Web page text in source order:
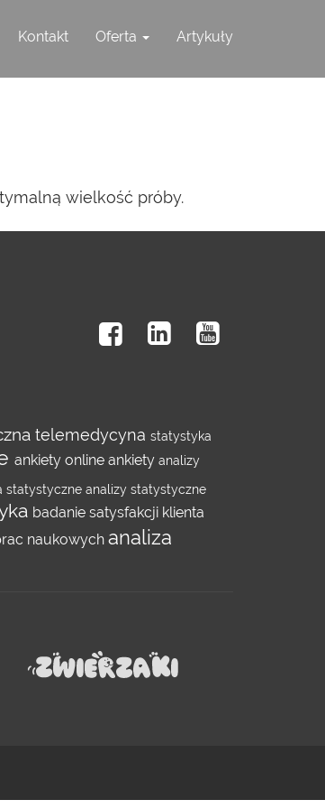
Kontakt Oferta Artykuły
wielkość próby.
telemedycyna statystyka
ankiety online ankiety analizy
statystyczne analizy statystyczne
badanie satysfakcji klienta
naukowych analiza